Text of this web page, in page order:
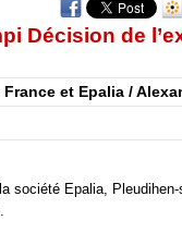
Décision de
France et Epalia /
société Epalia, Pleudihen-